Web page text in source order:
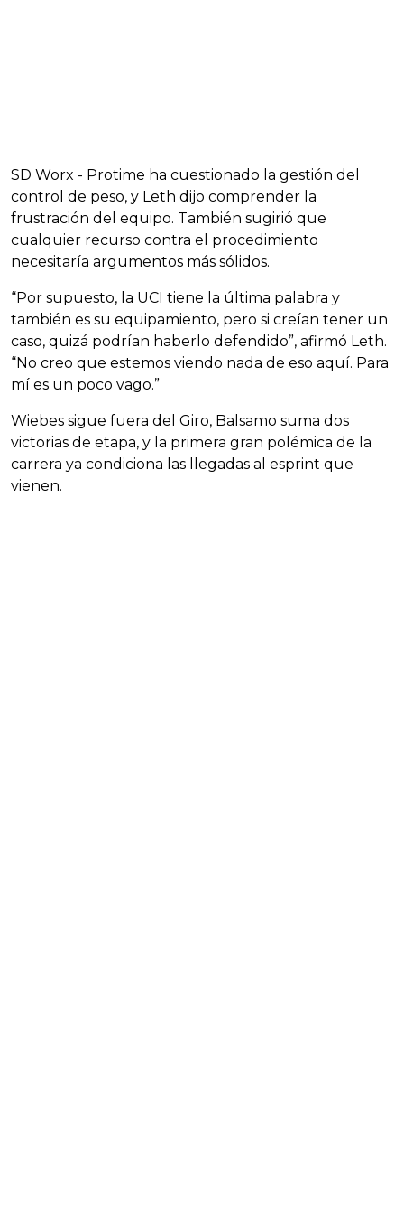
SD Worx - Protime ha cuestionado la gestión del
control de peso, y Leth dijo comprender la
frustración del equipo. También sugirió que
cualquier recurso contra el procedimiento
necesitaría argumentos más sólidos.
“Por supuesto, la UCI tiene la última palabra y
también es su equipamiento, pero si creían tener un
caso, quizá podrían haberlo defendido”, afirmó Leth.
“No creo que estemos viendo nada de eso aquí. Para
mí es un poco vago.”
Wiebes sigue fuera del Giro, Balsamo suma dos
victorias de etapa, y la primera gran polémica de la
carrera ya condiciona las llegadas al esprint que
vienen.